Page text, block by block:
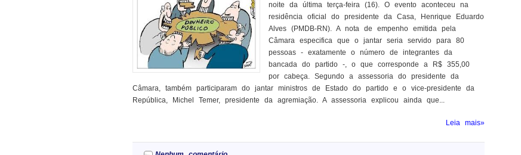
noite da última terça-feira (16). O evento aconteceu na
residência oficial do presidente da Casa, Henrique Eduardo
Alves (PMDB-RN). A nota de empenho emitida pela
Câmara especifica que o jantar seria servido para 80
pessoas - exatamente o número de integrantes da
bancada do partido -, o que corresponde a R$ 355,00
por cabeça. Segundo a assessoria do presidente da
Câmara, também participaram do jantar ministros de Estado do partido e o vice-presidente da
República, Michel Temer, presidente da agremiação. A assessoria explicou ainda que...
Leia mais»